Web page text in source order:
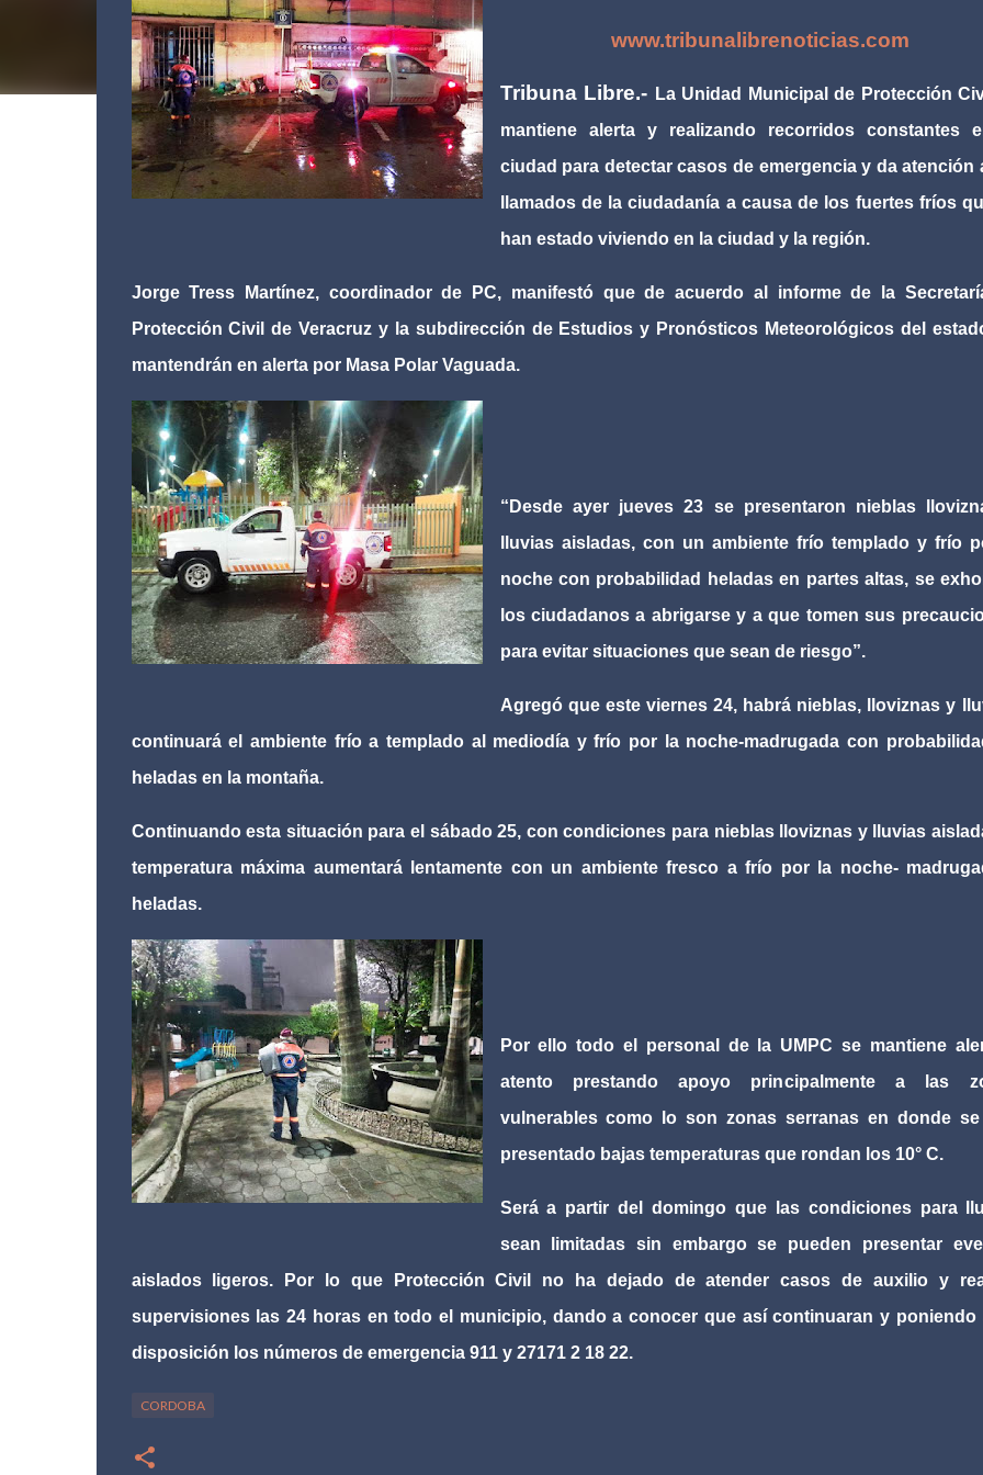
www.tribunalibrenoticias.com
Tribuna Libre.- La Unidad Municipal de Protección
mantiene alerta y realizando recorridos constantes
ciudad para detectar casos de emergencia y da atención
llamados de la ciudadanía a causa de los fuertes fríos
han estado viviendo en la ciudad y la región.
Jorge Tress Martínez, coordinador de PC, manifestó que de acuerdo al informe de la
Protección Civil de Veracruz y la subdirección de Estudios y Pronósticos Meteorológicos del
mantendrán en alerta por Masa Polar Vaguada.
“Desde ayer jueves 23 se presentaron nieblas
lluvias aisladas, con un ambiente frío templado y frío
noche con probabilidad heladas en partes altas, se
los ciudadanos a abrigarse y a que tomen sus
para evitar situaciones que sean de riesgo”.
Agregó que este viernes 24, habrá nieblas, lloviznas y
continuará el ambiente frío a templado al mediodía y frío por la noche-madrugada con
heladas en la montaña.
Continuando esta situación para el sábado 25, con condiciones para nieblas lloviznas y lluvias
temperatura máxima aumentará lentamente con un ambiente fresco a frío por la noche-
heladas.
Por ello todo el personal de la UMPC se mantiene
atento prestando apoyo principalmente a las
vulnerables como lo son zonas serranas en donde se
presentado bajas temperaturas que rondan los 10° C.
Será a partir del domingo que las condiciones para
sean limitadas sin embargo se pueden presentar
aislados ligeros. Por lo que Protección Civil no ha dejado de atender casos de auxilio y
supervisiones las 24 horas en todo el municipio, dando a conocer que así continuaran y poniendo
disposición los números de emergencia 911 y 27171 2 18 22.
CORDOBA